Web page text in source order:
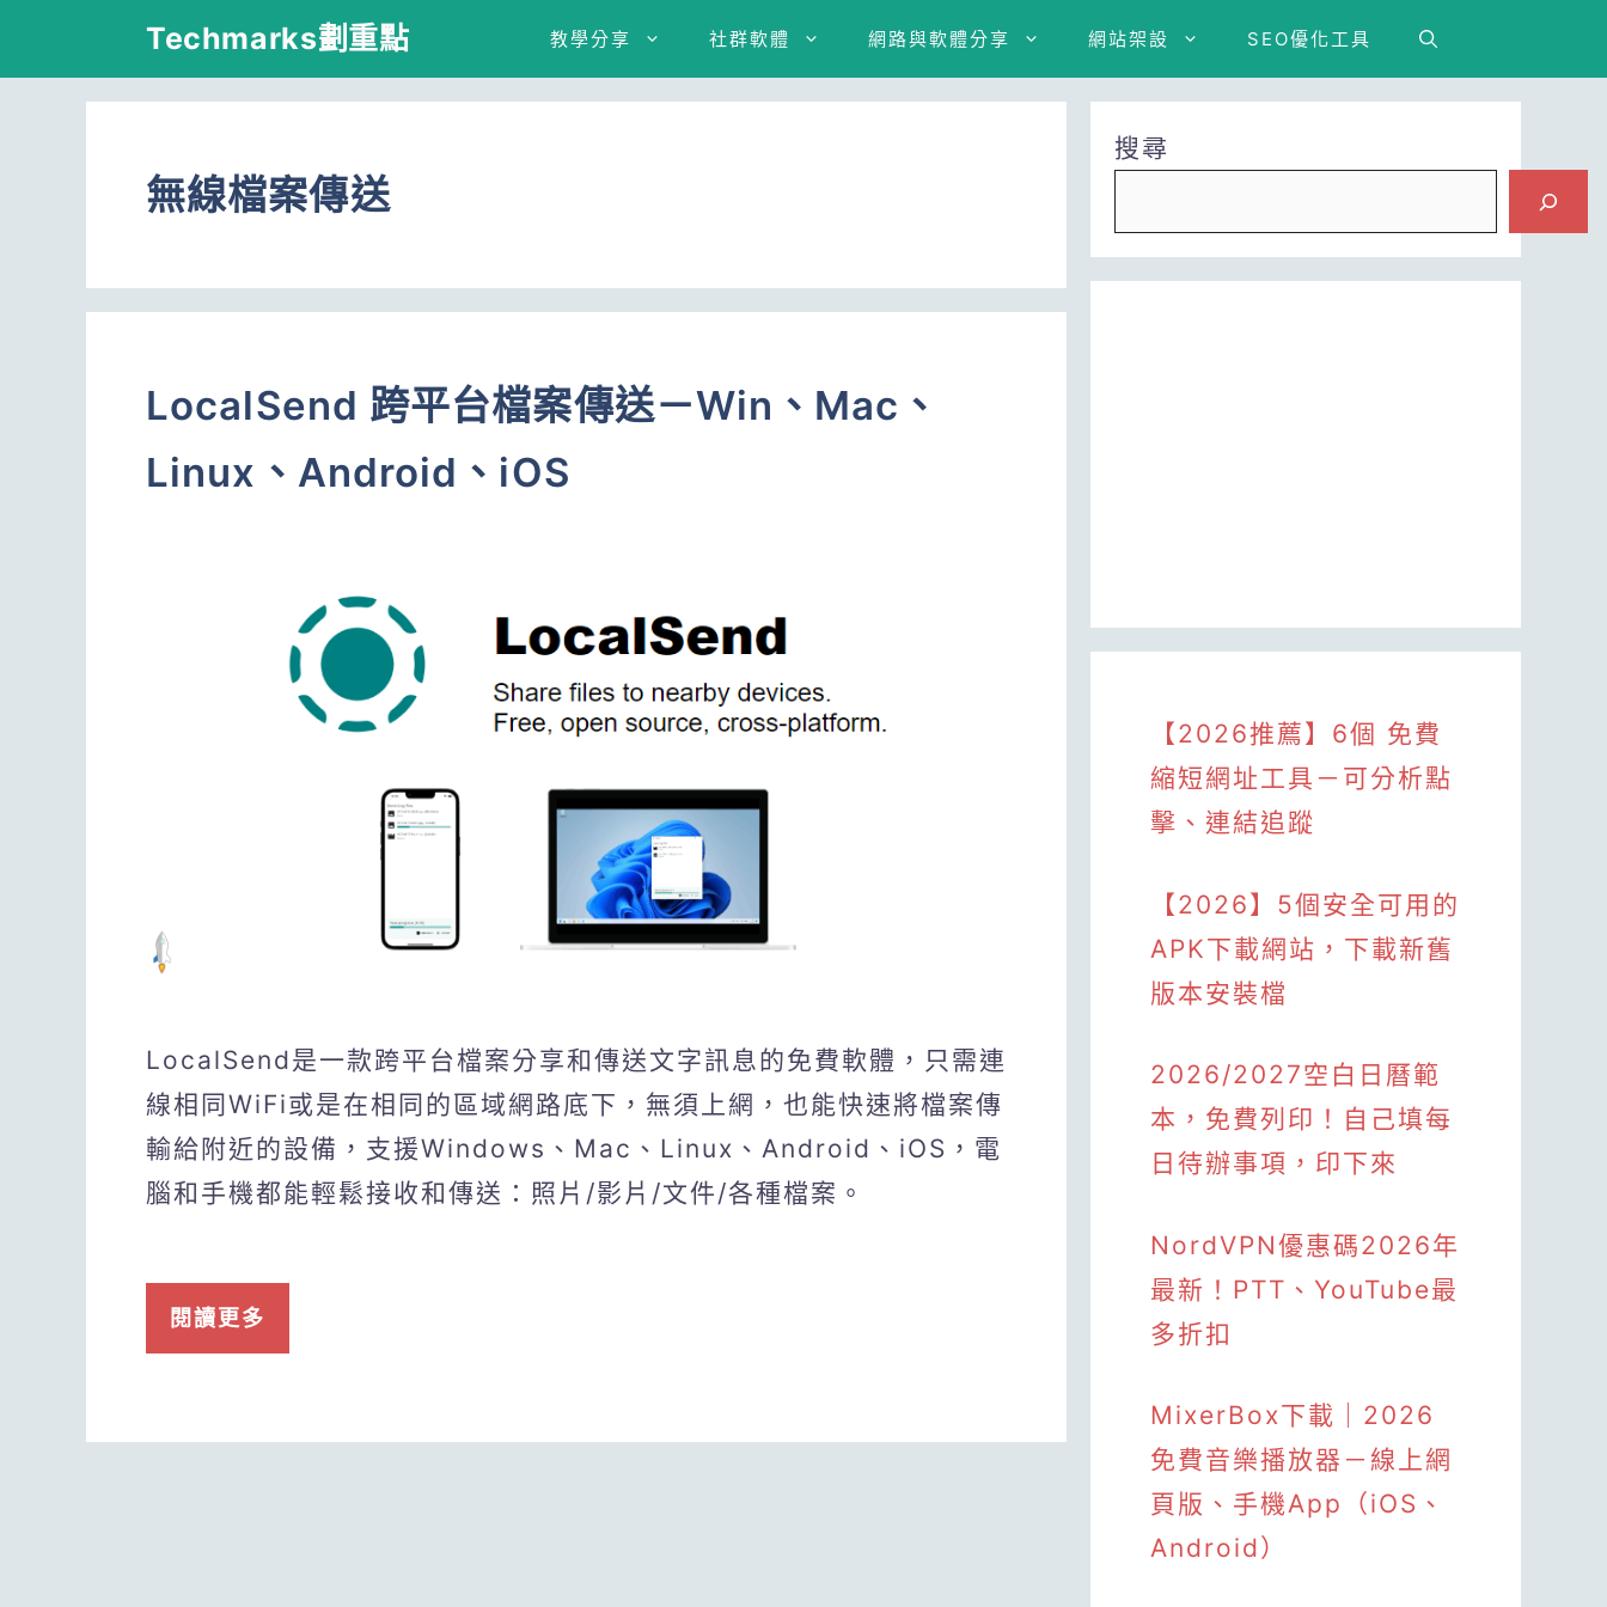
Techmarks劃重點 教學分享 社群軟體 網路與軟體分享 網站架設 SEO優化工具
無線檔案傳送
LocalSend 跨平台檔案傳送－Win、Mac、
Linux、Android、iOS
LocalSend是一款跨平台檔案分享和傳送文字訊息的免費軟體，只需連
線相同WiFi或是在相同的區域網路底下，無須上網，也能快速將檔案傳
輸給附近的設備，支援Windows、Mac、Linux、Android、iOS，電
腦和手機都能輕鬆接收和傳送：照片/影片/文件/各種檔案。
閱讀更多
搜尋
【2026推薦】6個 免費
縮短網址工具－可分析點
擊、連結追蹤
【2026】5個安全可用的
APK下載網站，下載新舊
版本安裝檔
2026/2027空白日曆範
本，免費列印！自己填每
日待辦事項，印下來
NordVPN優惠碼2026年
最新！PTT、YouTube最
多折扣
MixerBox下載｜2026
免費音樂播放器－線上網
頁版、手機App（iOS、
Android）